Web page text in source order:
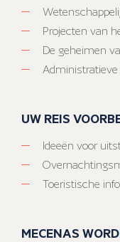
Projecten van
De geheimen
Administratieve
UW REIS
Ideeën voor
Toeristische
MECENAS